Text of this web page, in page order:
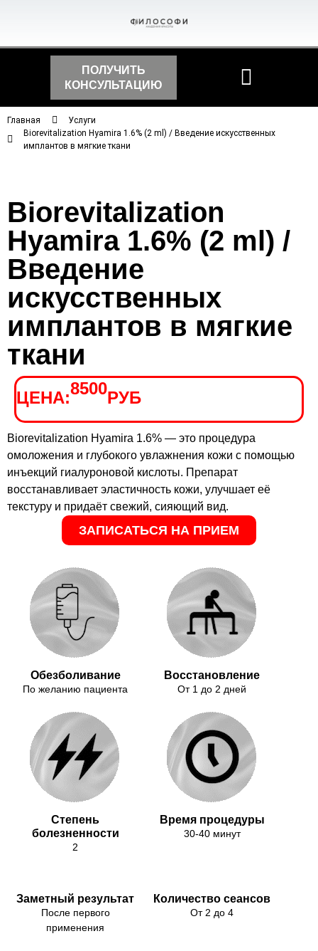
ПОЛУЧИТЬ
КОНСУЛЬТАЦИЮ
Главная
Услуги
Biorevitalization Hyamira 1.6% (2 ml) / Введение искусственных
имплантов в мягкие ткани
Biorevitalization
Hyamira 1.6% (2 ml) /
Введение
искусственных
имплантов в мягкие
ткани
ЦЕНА:8500РУБ
Biorevitalization Hyamira 1.6% — это процедура
омоложения и глубокого увлажнения кожи с помощью
инъекций гиалуроновой кислоты. Препарат
восстанавливает эластичность кожи, улучшает её
текстуру и придаёт свежий, сияющий вид.
ЗАПИСАТЬСЯ НА ПРИЕМ
Обезболивание
По желанию пациента
Восстановление
От 1 до 2 дней
Степень
болезненности
2
Время процедуры
30-40 минут
Заметный результат
После первого
применения
Количество сеансов
От 2 до 4